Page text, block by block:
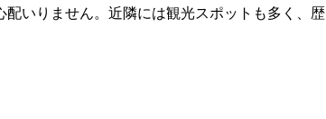
いりません。近隣には観光スポットも多く、歴